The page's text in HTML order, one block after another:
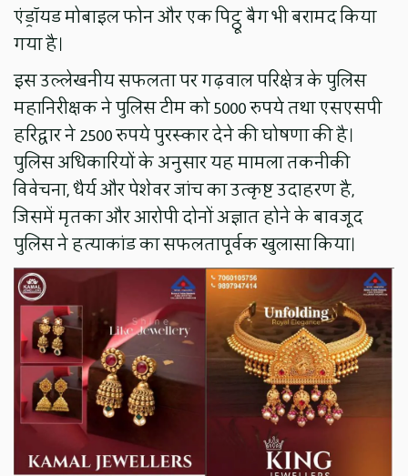
एंड्रॉयड मोबाइल फोन और एक पिट्ठू बैग भी बरामद किया
गया है।
इस उल्लेखनीय सफलता पर गढ़वाल परिक्षेत्र के पुलिस
महानिरीक्षक ने पुलिस टीम को 5000 रुपये तथा एसएसपी
हरिद्वार ने 2500 रुपये पुरस्कार देने की घोषणा की है।
पुलिस अधिकारियों के अनुसार यह मामला तकनीकी
विवेचना, धैर्य और पेशेवर जांच का उत्कृष्ट उदाहरण है,
जिसमें मृतका और आरोपी दोनों अज्ञात होने के बावजूद
पुलिस ने हत्याकांड का सफलतापूर्वक खुलासा किया।